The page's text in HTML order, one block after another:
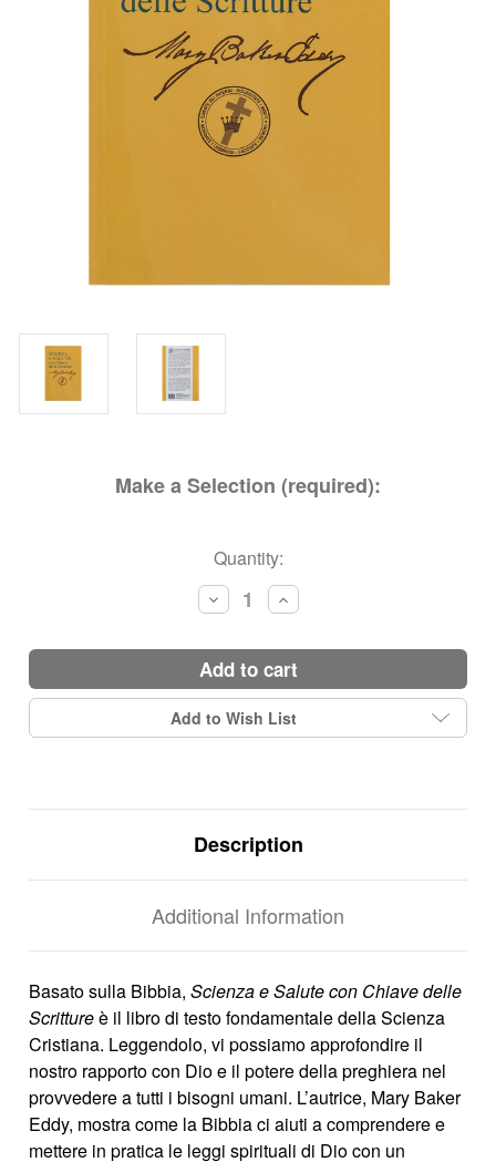
Make a Selection (required):
Quantity:
Decrease
Quantity:
Increase
Quantity:
add to cart
Add to Wish List
Description
Additional Information
Basato sulla Bibbia, Scienza e Salute con Chiave delle
Scrittureè il libro di testo fondamentale della Scienza
Cristiana. Leggendolo, vi possiamo approfondire il
nostro rapporto con Dio e il potere della preghiera nel
provvedere a tutti i bisogni umani. L’autrice, Mary Baker
Eddy, mostra come la Bibbia ci aiuti a comprendere e
mettere in pratica le leggi spirituali di Dio con un